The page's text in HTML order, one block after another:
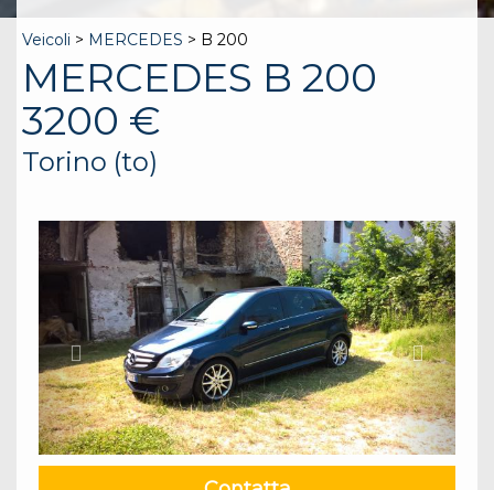
Veicoli > MERCEDES > B 200
MERCEDES B 200
3200 €
Torino (to)